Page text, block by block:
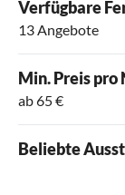
Verfügbare
13 Angebote
Min. Preis pro
ab 65 €
Beliebte